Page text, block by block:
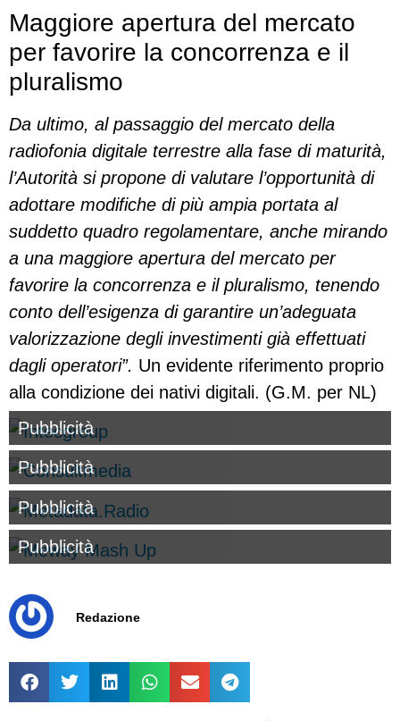
Maggiore apertura del mercato
per favorire la concorrenza e il
pluralismo
Da ultimo, al passaggio del mercato della
radiofonia digitale terrestre alla fase di maturità,
l’Autorità si propone di valutare l’opportunità di
adottare modifiche di più ampia portata al
suddetto quadro regolamentare, anche mirando
a una maggiore apertura del mercato per
favorire la concorrenza e il pluralismo, tenendo
conto dell’esigenza di garantire un’adeguata
valorizzazione degli investimenti già effettuati
dagli operatori”. Un evidente riferimento proprio
alla condizione dei nativi digitali. (G.M. per NL)
Pubblicità
Pubblicità
Pubblicità
Pubblicità
Redazione